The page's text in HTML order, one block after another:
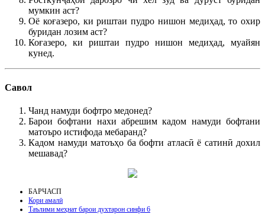
мумкин аст?
Оё коғазеро, ки риштаи пудро нишон медиҳад, то охир
буридан лозим аст?
Коғазеро, ки риштаи пудро нишон медиҳад, муайян
кунед.
Савол
Чанд намуди бофтро медонед?
Барои бофтани нахи абрешим кадом намуди бофтани
матоъро истифода мебаранд?
Кадом намуди матоъҳо ба бофти атласӣ ё сатинӣ дохил
мешавад?
БАРЧАСП
Кори амалӣ
Таълими меҳнат барои духтарон синфи 6